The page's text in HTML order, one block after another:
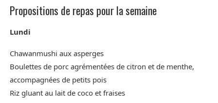
Propositions de repas pour la semaine
Lundi
Chawanmushi aux asperges
Boulettes de porc agrémentées de citron et de menthe,
accompagnées de petits pois
Riz gluant au lait de coco et fraises